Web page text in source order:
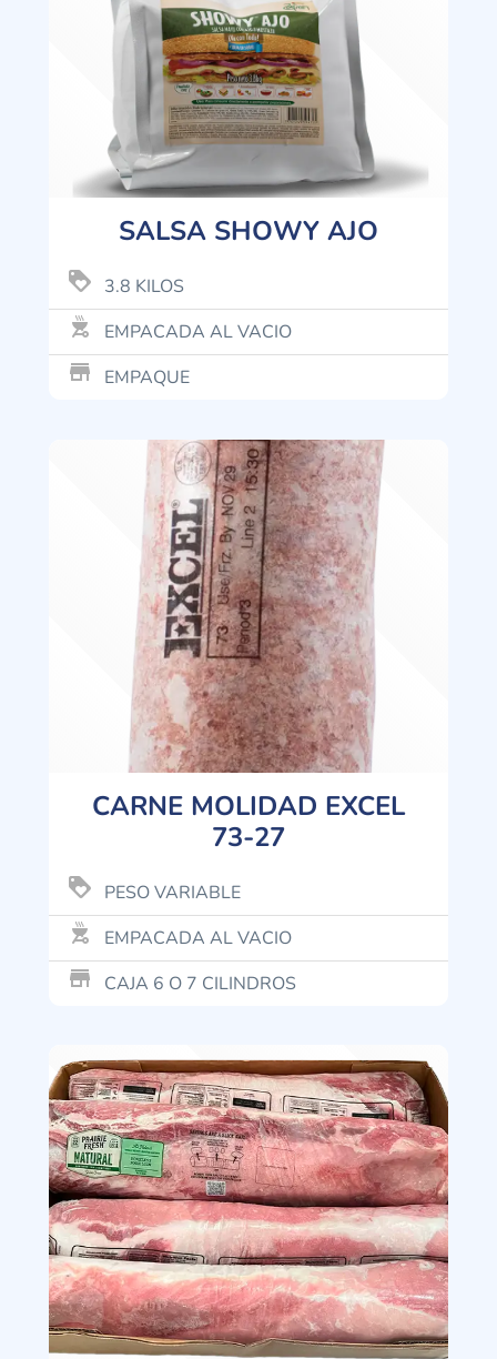
SALSA SHOWY AJO
loyalty 3.8 KILOS
outdoor_grill EMPACADA AL VACIO
store_mall_directory EMPAQUE
CARNE MOLIDAD EXCEL
73-27
loyalty PESO VARIABLE
outdoor_grill EMPACADA AL VACIO
store_mall_directory CAJA 6 O 7 CILINDROS